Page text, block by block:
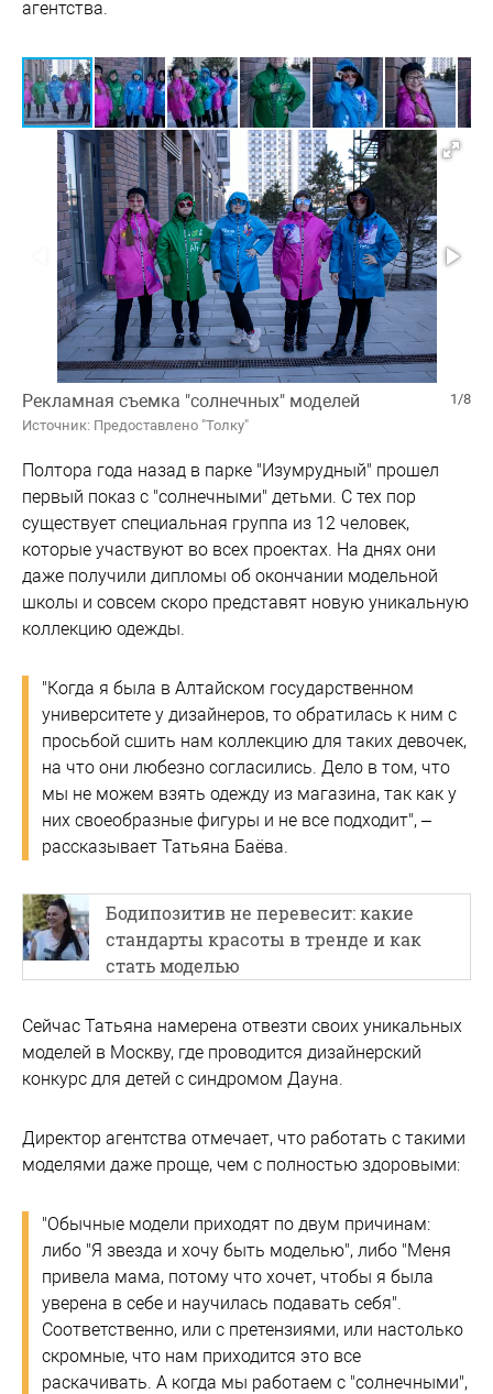
агентства.
1/8
Рекламная съемка "солнечных" моделей
Источник: Предоставлено "Толку"
Полтора года назад в парке "Изумрудный" прошел
первый показ с "солнечными" детьми. С тех пор
существует специальная группа из 12 человек,
которые участвуют во всех проектах. На днях они
даже получили дипломы об окончании модельной
школы и совсем скоро представят новую уникальную
коллекцию одежды.
"Когда я была в Алтайском государственном
университете у дизайнеров, то обратилась к ним с
просьбой сшить нам коллекцию для таких девочек,
на что они любезно согласились. Дело в том, что
мы не можем взять одежду из магазина, так как у
них своеобразные фигуры и не все подходит", –
рассказывает Татьяна Баёва.
Бодипозитив не перевесит: какие
стандарты красоты в тренде и как
стать моделью
Сейчас Татьяна намерена отвезти своих уникальных
моделей в Москву, где проводится дизайнерский
конкурс для детей с синдромом Дауна.
Директор агентства отмечает, что работать с такими
моделями даже проще, чем с полностью здоровыми:
"Обычные модели приходят по двум причинам:
либо "Я звезда и хочу быть моделью", либо "Меня
привела мама, потому что хочет, чтобы я была
уверена в себе и научилась подавать себя".
Соответственно, или с претензиями, или настолько
скромные, что нам приходится это все
раскачивать. А когда мы работаем с "солнечными",